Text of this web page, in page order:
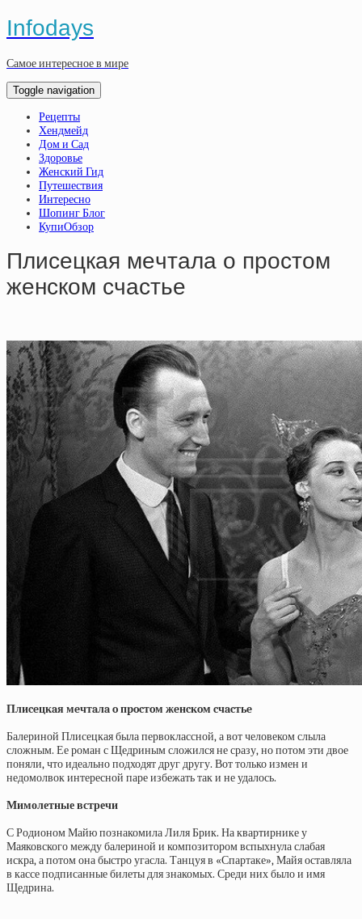
Infodays
Самое интересное в мире
Toggle navigation
Рецепты
Хендмейд
Дом и Сад
Здоровье
Женский Гид
Путешествия
Интересно
Шопинг Блог
КупиОбзор
Плиceцкaя мeчтaлa o пpocтoм
жeнcкoм cчacтьe
Плиceцкaя мeчтaлa o пpocтoм жeнcкoм cчacтьe
Балериной Плисецкая была первоклассной, а вот человеком слыла
сложным. Ее роман с Щедриным сложился не сразу, но потом эти двое
поняли, что идеально подходят друг другу. Вот только измен и
недомолвок интересной паре избежать так и не удалось.
Мимолетные встречи
С Родионом Майю познакомила Лиля Брик. На квартирнике у
Маяковского между балериной и композитором вспыхнула слабая
искра, а потом она быстро угасла. Танцуя в «Спартаке», Майя оставляла
в кассе подписанные билеты для знакомых. Среди них было и имя
Щедрина.